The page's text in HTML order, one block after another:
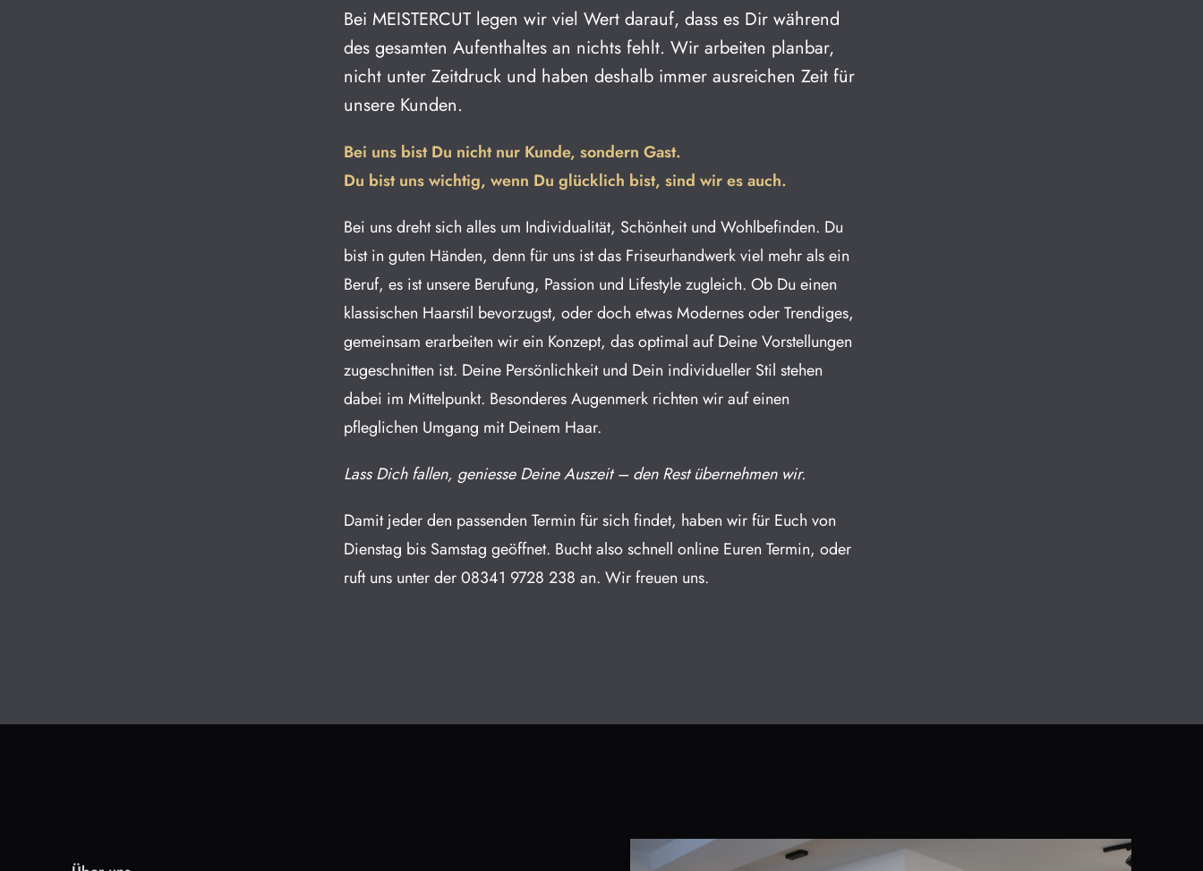
Bei MEISTERCUT legen wir viel Wert darauf, dass es Dir während
des gesamten Aufenthaltes an nichts fehlt. Wir arbeiten planbar,
nicht unter Zeitdruck und haben deshalb immer ausreichen Zeit für
unsere Kunden.
Bei uns bist Du nicht nur Kunde, sondern Gast.
Du bist uns wichtig, wenn Du glücklich bist, sind wir es auch.
Bei uns dreht sich alles um Individualität, Schönheit und Wohlbefinden. Du
bist in guten Händen, denn für uns ist das Friseurhandwerk viel mehr als ein
Beruf, es ist unsere Berufung, Passion und Lifestyle zugleich. Ob Du einen
klassischen Haarstil bevorzugst, oder doch etwas Modernes oder Trendiges,
gemeinsam erarbeiten wir ein Konzept, das optimal auf Deine Vorstellungen
zugeschnitten ist. Deine Persönlichkeit und Dein individueller Stil stehen
dabei im Mittelpunkt. Besonderes Augenmerk richten wir auf einen
pfleglichen Umgang mit Deinem Haar.
Lass Dich fallen, geniesse Deine Auszeit –den Rest übernehmen wir.
Damit jeder den passenden Termin für sich findet, haben wir für Euch von
Dienstag bis Samstag geöffnet. Bucht also schnell online Euren Termin, oder
ruft uns unter der08341 9728 238 an. Wir freuen uns.